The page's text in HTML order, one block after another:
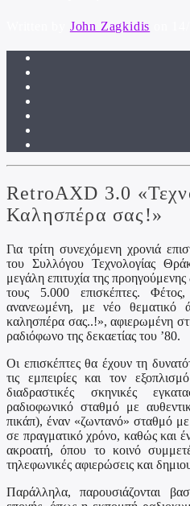
John Zagkidis
RetroAXD 3.0
Καλησπέρα σας!»
Για τρίτη συνεχόμενη χρονιά
του Συλλόγου Τεχνολογίας
μεγάλη επιτυχία της
τους 5.000 επισκέπτες.
ανανεωμένη, με νέο θεματικό
καλησπέρα σας..!», αφιερωμένη
ραδιόφωνο της δεκαετίας του ’80.
Οι επισκέπτες θα έχουν τη
τις εμπειρίες και τον
διαδραστικές σκηνικές
ραδιοφωνικό σταθμό με
πικάπ), έναν «ζωντανό» σταθμό
σε πραγματικό χρόνο, καθώς και
ακροατή, όπου το κοινό
τηλεφωνικές αφιερώσεις και
Παράλληλα, παρουσιάζονται